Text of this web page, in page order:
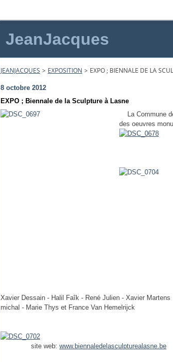
JeanJacques
JEANJACQUES > EXPOSITION > EXPO ; BIENNALE DE LA
8 octobre 2012
EXPO ; Biennale de la Sculpture à Lasne
La Commune
des oeuvres
Xavier Dessain - Halil Faîk - René Julien - Xavier Martens
michal - Marie Thys et France Van Hemelrijck
site web: www.biennaledelasculpturealasne.be